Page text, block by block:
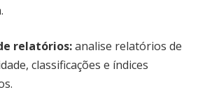
relatórios:analise relatórios de
classificações e índices